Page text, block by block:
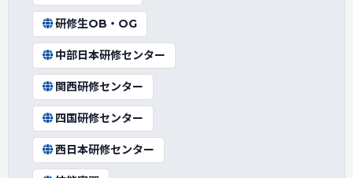
研修生OB・OG
中部日本研修センター
関西研修センター
四国研修センター
西日本研修センター